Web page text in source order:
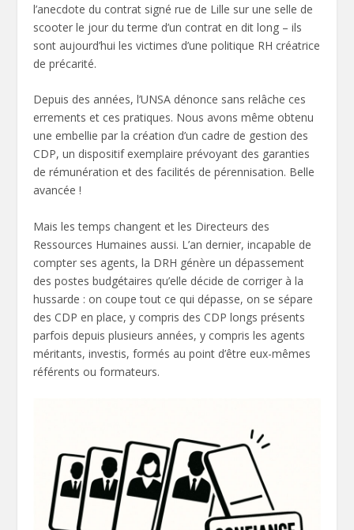
l’anecdote du contrat signé rue de Lille sur une selle de
scooter le jour du terme d’un contrat en dit long – ils
sont aujourd’hui les victimes d’une politique RH créatrice
de précarité.
Depuis des années, l’UNSA dénonce sans relâche ces
errements et ces pratiques. Nous avons même obtenu
une embellie par la création d’un cadre de gestion des
CDP, un dispositif exemplaire prévoyant des garanties
de rémunération et des facilités de pérennisation. Belle
avancée !
Mais les temps changent et les Directeurs des
Ressources Humaines aussi. L’an dernier, incapable de
compter ses agents, la DRH génère un dépassement
des postes budgétaires qu’elle décide de corriger à la
hussarde : on coupe tout ce qui dépasse, on se sépare
des CDP en place, y compris des CDP longs présents
parfois depuis plusieurs années, y compris les agents
méritants, investis, formés au point d’être eux-mêmes
référents ou formateurs.